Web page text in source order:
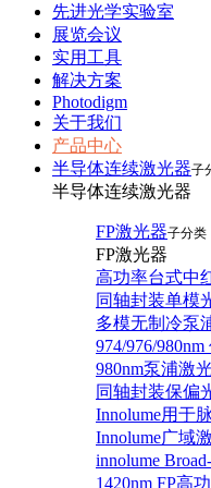
先进光学实验室
展览会议
实用工具
解决方案
Photodigm
关于我们
产品中心
半导体连续激光器子
半导体连续激光器
FP激光器子分类
FP激光器
高功率台式中
同轴封装单模
多模无制冷泵
974/976/
980nm泵浦激
同轴封装保偏
Innolume用于
Innolume广域
innolume
1420nm FP高